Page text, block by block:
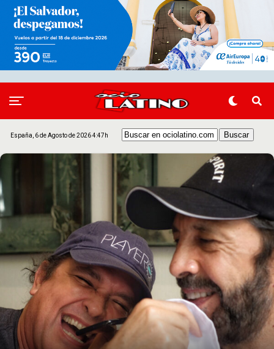
España, 6 de Agosto de 2026 4:47h